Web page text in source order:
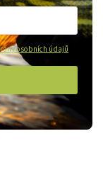
osobních údajů